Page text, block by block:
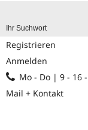
Registrieren
Anmelden
Mo - Do | 9 - 16
Mail + Kontakt